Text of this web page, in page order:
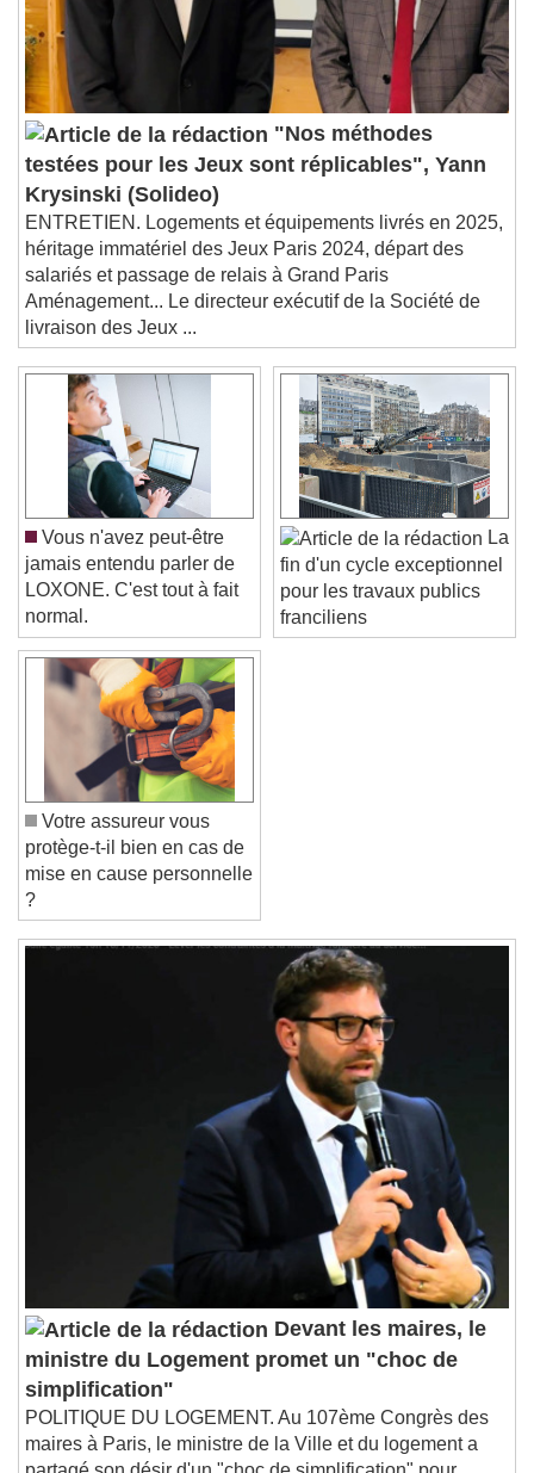
subtitles settings
, opens subtitles
settings dialog
subtitles off
, selected
Audio Track
Picture-in-Picture
Fullscreen
This is a modal window.
Beginning of dialog window. Escape will cancel
and close the window.
Text
Color
Text Background
Color
Caption Area Background
Color
Font Size
Font Family
Reset
Done
Close Modal Dialog
End of dialog window.
"Nos méthodes
testées pour les Jeux sont réplicables", Yann
Krysinski (Solideo)
ENTRETIEN. Logements et équipements livrés en 2025,
héritage immatériel des Jeux Paris 2024, départ des
salariés et passage de relais à Grand Paris
Aménagement... Le directeur exécutif de la Société de
livraison des Jeux ...
Vous n'avez peut-être
jamais entendu parler de
LOXONE. C'est tout à fait
normal.
La
fin d'un cycle exceptionnel
pour les travaux publics
franciliens
Votre assureur vous
protège-t-il bien en cas de
mise en cause personnelle
?
Devant les maires, le
ministre du Logement promet un "choc de
simplification"
POLITIQUE DU LOGEMENT. Au 107ème Congrès des
maires à Paris, le ministre de la Ville et du logement a